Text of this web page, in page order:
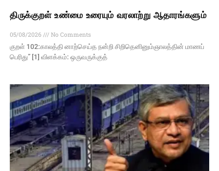
திருக்குறள் உண்மை உரையும் வரலாற்று ஆதாரங்களும்
05/08/2026
No Comments
குறள் 102:காலத்தி னாற்செய்த நன்றி சிறிதெனினும்ஞாலத்தின் மாணப்
பெரிது” [1] விளக்கம்: ஒருவருக்குத்